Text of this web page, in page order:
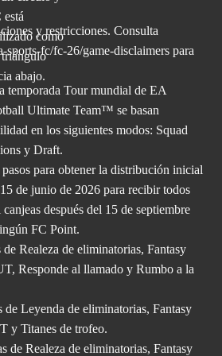
y restricciones. Consulta
sports-fc/fc-26/game-disclaimers para
temporada Tour mundial de EA
Ultimate Team™ se basan
en los siguientes modos: Squad
y Draft.
para obtener la distribución inicial
de junio de 2026 para recibir todos
después del 15 de septiembre
FC Point.
Realeza de eliminatorias, Fantasy
Responde al llamado y Rumbo a la
de Leyenda de eliminatorias, Fantasy
y Titanes de trofeo.
de Realeza de eliminatorias, Fantasy